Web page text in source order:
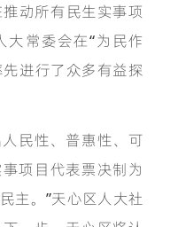
动所有民生实事项
大常委会在“为民作
先进行了众多有益探
民性、普惠性、可
项目代表票决制为
主。”天心区人大社